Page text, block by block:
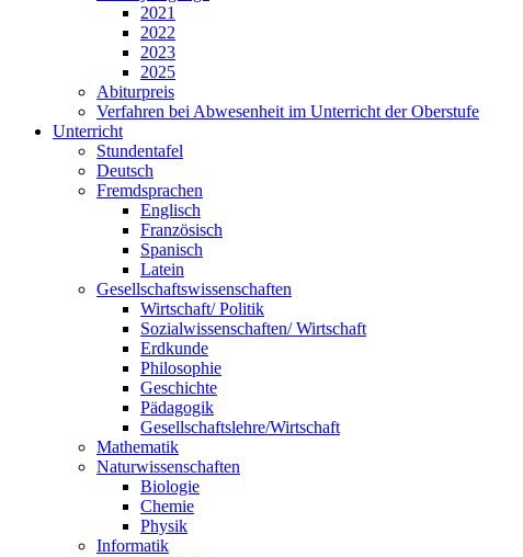
2021
2022
2023
2025
Abiturpreis
Verfahren bei Abwesenheit im Unterricht der Oberstufe
Unterricht
Stundentafel
Deutsch
Fremdsprachen
Englisch
Französisch
Spanisch
Latein
Gesellschaftswissenschaften
Wirtschaft/ Politik
Sozialwissenschaften/ Wirtschaft
Erdkunde
Philosophie
Geschichte
Pädagogik
Gesellschaftslehre/Wirtschaft
Mathematik
Naturwissenschaften
Biologie
Chemie
Physik
Informatik